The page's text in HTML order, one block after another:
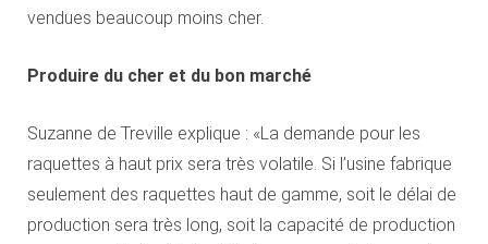
vendues beaucoup moins cher.
Produire du cher et du bon marché
Suzanne de Treville explique : «La demande pour les
raquettes à haut prix sera très volatile. Si l’usine fabrique
seulement des raquettes haut de gamme, soit le délai de
production sera très long, soit la capacité de production